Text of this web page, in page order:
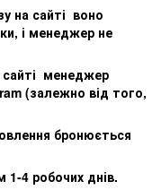
на сайті воно
і менеджер не
сайті менеджер
(залежно від того,
бронюється
1-4 робочих днів.